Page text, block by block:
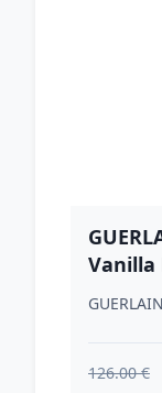
Vanilla
voda
GUERLAIN
126.00 €